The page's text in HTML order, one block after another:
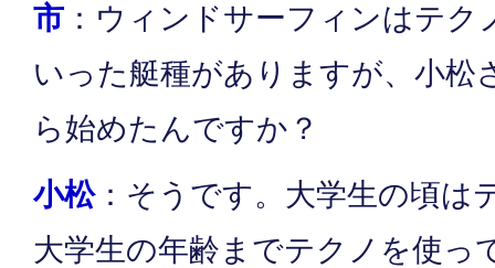
市 ：ウィンドサーフィンはテ
いった艇種がありますが、小松
ら始めたんですか？
小松：そうです。大学生の頃は
大学生の年齢までテクノを使っ